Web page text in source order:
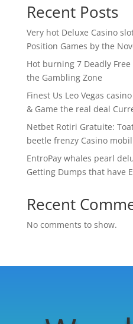
Recent Posts
Very hot Deluxe Casino
Position Games by the
Hot burning 7 Deadly
the Gambling Zone
Finest Us Leo Vegas
& Game the real deal
Netbet Rotiri Gratuite:
beetle frenzy Casino
EntroPay whales pearl
Getting Dumps that have
Recent
No comments to show.